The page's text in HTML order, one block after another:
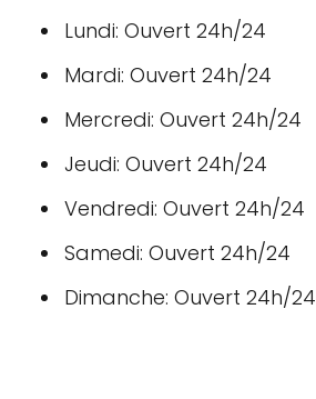
Lundi: Ouvert 24h/24
Mardi: Ouvert 24h/24
Mercredi: Ouvert 24h/24
Jeudi: Ouvert 24h/24
Vendredi: Ouvert 24h/24
Samedi: Ouvert 24h/24
Dimanche: Ouvert 24h/24